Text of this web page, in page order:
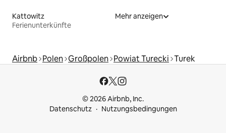
Kattowitz
Ferienunterkünfte
Mehr anzeigen
Airbnb Polen Großpolen Powiat Turecki Turek
© 2026 Airbnb, Inc.
Datenschutz
Nutzungsbedingungen